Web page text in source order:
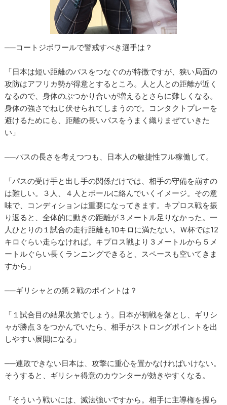
──コートジボワールで警戒すべき選手は？
「日本は短い距離のパスをつなぐのが特徴ですが、狭い局面の
攻防はアフリカ勢が得意とするところ。人と人との距離が近く
なるので、身体のぶつかり合いが増えるとさらに難しくなる。
身体の強さでねじ伏せられてしまうので。コンタクトプレーを
避けるためにも、距離の長いパスをうまく織りまぜていきた
い」
──パスの長さを考えつつも、日本人の敏捷性フル稼働して。
「パスの受け手と出し手の関係だけでは、相手の守備を崩すの
は難しい。３人、４人とボールに絡んでいくイメージ。その意
味で、コンディションは重要になってきます。キプロス戦を振
り返ると、全体的に動きの距離が３メートル足りなかった。一
人ひとりの１試合の走行距離も10キロに満たない。Ｗ杯では12
キロぐらい走らなければ。キプロス戦より３メートルから５メ
ートルぐらい長くランニングできると、スペースも空いてきま
すから」
──ギリシャとの第２戦のポイントは？
「１試合目の結果次第でしょう。日本が初戦を落とし、ギリシ
ャが勝点３をつかんでいたら、相手がストロングポイントを出
しやすい展開になる」
──連敗できない日本は、攻撃に重心を置かなければいけない。
そうすると、ギリシャ得意のカウンターが効きやすくなる。
「そういう戦いには、滅法強いですから。相手に主導権を握ら